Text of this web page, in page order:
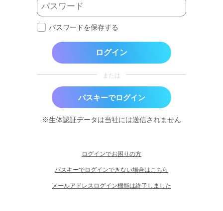
パスワードを保存する
ログイン
または
パスキーでログイン
※生体認証データは当社には送信されません
ログインでお困りの方
パスキーでログインできない場合はこちら
メールアドレスログイン機能は終了しました